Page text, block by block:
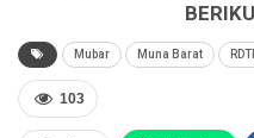
Mubar Muna Barat
103